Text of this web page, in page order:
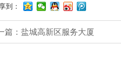
到：
篇： 盐城高新区服务大厦